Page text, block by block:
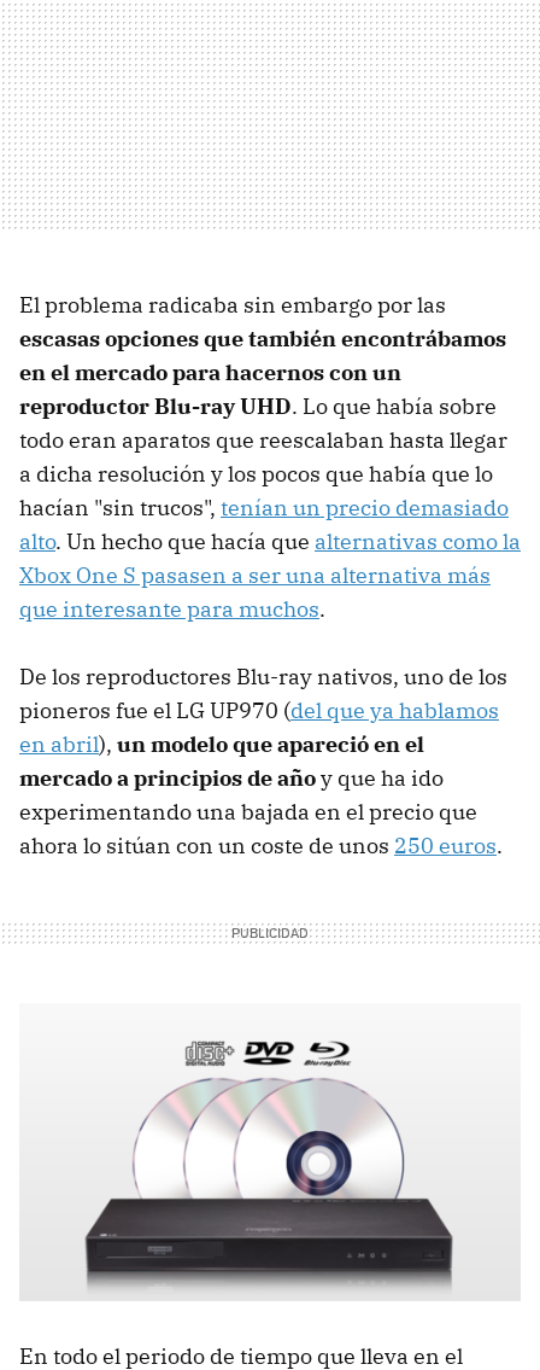
El problema radicaba sin embargo por las
escasas opciones que también encontrábamos
en el mercado para hacernos con un
reproductor Blu-ray UHD. Lo que había sobre
todo eran aparatos que reescalaban hasta llegar
a dicha resolución y los pocos que había que lo
hacían "sin trucos", tenían un precio demasiado
alto. Un hecho que hacía que alternativas como la
Xbox One S pasasen a ser una alternativa más
que interesante para muchos.
De los reproductores Blu-ray nativos, uno de los
pioneros fue el LG UP970 (del que ya hablamos
en abril), un modelo que apareció en el
mercado a principios de añoy que ha ido
experimentando una bajada en el precio que
ahora lo sitúan con un coste de unos 250 euros.
En todo el periodo de tiempo que lleva en el